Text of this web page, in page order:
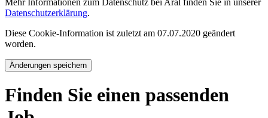
Datenschutzerklärung.
Diese Cookie-Information ist zuletzt am 07.07.2020 geändert
worden.
Änderungen speichern
Finden Sie einen passenden